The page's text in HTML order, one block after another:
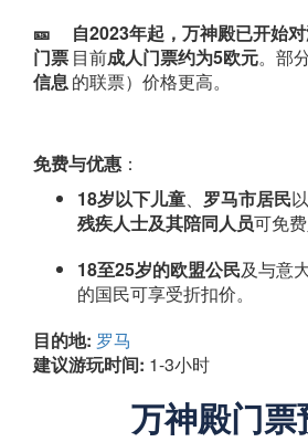
🎫
门票
信息
自2023年起，万神殿已开始
目前成人门票约为5欧元。部
的联票）价格更高。
免费与优惠 ：
18岁以下儿童
罗马市居民
残疾人士及其陪同人员可免费
18至25岁的欧盟公民及与意
的国民可享受折扣价。
目的地: 罗马
建议游玩时间: 1-3小时
万神殿门票